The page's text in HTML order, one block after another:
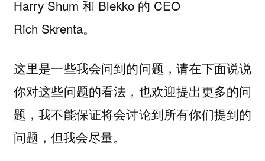
Harry Shum 和 Blekko 的 CEO
Rich Skrenta。
这里是一些我会问到的问题，请在下面说说
你对这些问题的看法，也欢迎提出更多的问
题，我不能保证将会讨论到所有你们提到的
问题，但我会尽量。